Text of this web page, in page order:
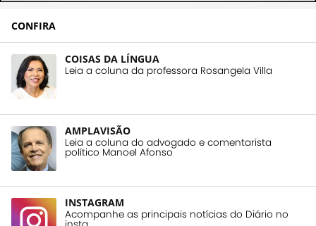
CONFIRA
COISAS DA LÍNGUA
Leia a coluna da professora Rosangela Villa
AMPLAVISÃO
Leia a coluna do advogado e comentarista
político Manoel Afonso
INSTAGRAM
Acompanhe as principais notícias do Diário no